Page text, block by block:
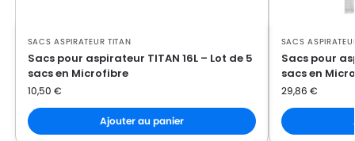
SACS ASPIRATEUR TITAN
Sacs pour aspirateur TITAN 16L – Lot de 5
sacs en Microfibre
10,50 €
Ajouter au panier
SACS
Sacs pour
sacs en
29,86 €